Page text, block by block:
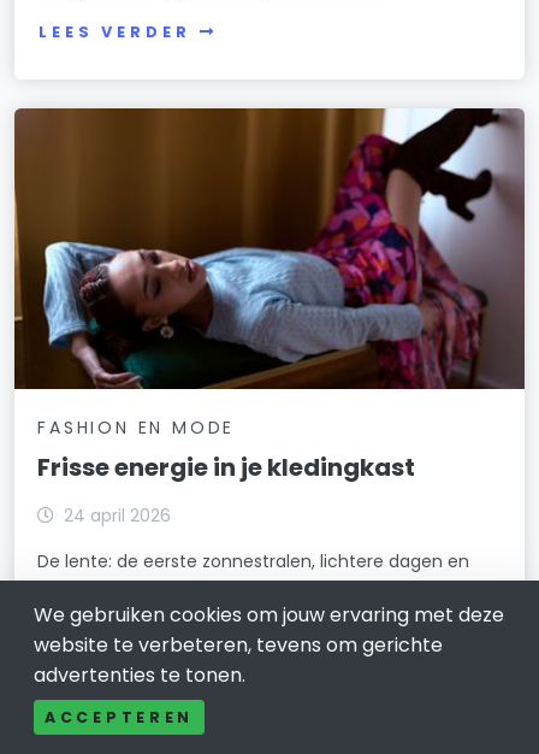
LEES VERDER
FASHION EN MODE
Frisse energie in je kledingkast
24 april 2026
De lente: de eerste zonnestralen, lichtere dagen en
dat gevoel dat alles weer begint te leven. Dat merk je
ook direct in je kledingkast. Dikke truien en donkere
kleuren maken plaats voor luchtigere stoffen en frisse
tinten.
LEES VERDER
We gebruiken cookies om jouw ervaring met deze
website te verbeteren, tevens om gerichte
advertenties te tonen.
ACCEPTEREN